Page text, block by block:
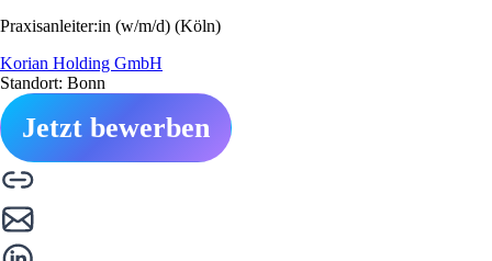
Praxisanleiter:in (w/m/d) (Köln)
Korian Holding GmbH
Standort: Bonn
Jetzt bewerben